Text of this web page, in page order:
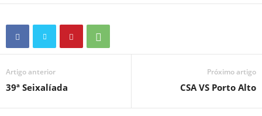
Artigo anterior
39ª Seixalíada
Próximo artigo
CSA VS Porto Alto